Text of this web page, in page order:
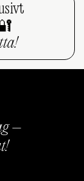
–